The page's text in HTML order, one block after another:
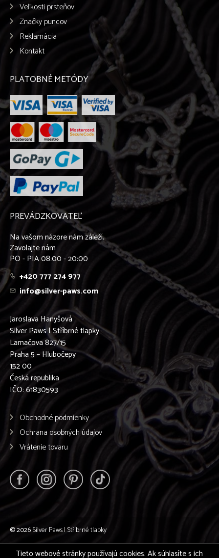
Veľkosti prsteňov
Značky puncov
Reklamácia
Kontakt
PLATOBNÉ METÓDY
PREVÁDZKOVATEĽ
Na vašom názore nám záleží.
Zavolajte nám
PO - PIA 08:00 - 20:00
+420 777 274 977
info@silver-paws.com
Jaroslava Hanyšová
Silver Paws | Stříbrné tlapky
Lamačova 827/15
Praha 5 – Hlubočepy
152 00
Česká republika
IČO: 61830593
Obchodné podmienky
Ochrana osobných údajov
Vrátenie tovaru
© 2026Silver Paws | Stříbrné tlapky
Tieto webové stránky používajú cookies. Ak súhlasíte s ich